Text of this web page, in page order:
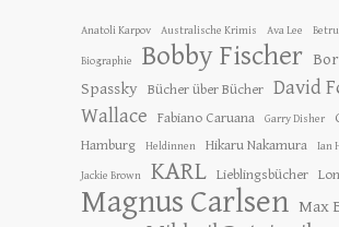
Anatoli Karpov Australische Krimis Ava Lee
Biographie Bobby Fischer
Spassky Bücher über Bücher David
Wallace
Fabiano Caruana Garry Disher
Hamburg
Heldinnen Hikaru Nakamura Ian
Jackie Brown KARL Lieblingsbücher
Magnus Carlsen Max